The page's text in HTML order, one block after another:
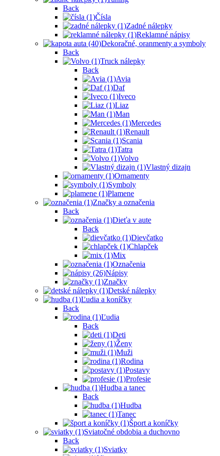
Back
Čísla
Zadné nálepky
Reklamné nápisy
Dekoračné, oranmenty a symboly
Back
Truck nálepky
Back
Avia
Daf
Iveco
Liaz
Man
Mercedes
Renault
Scania
Tatra
Volvo
Vlastný dizajn
Ornamenty
Symboly
Plamene
Značky a označenia
Back
Dieťa v aute
Back
Dievčatko
Chlapček
Mix
Označenia
Nápisy
Značky
Detské nálepky
Ľudia a koníčky
Back
Ľudia
Back
Deti
Ženy
Muži
Rodina
Postavy
Profesie
Hudba a tanec
Back
Hudba
Tanec
Šport a koníčky
Sviatočné obdobia a duchovno
Back
Sviatky